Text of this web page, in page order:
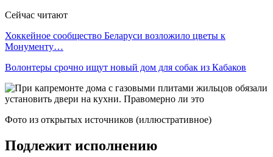
Сейчас читают
Хоккейное сообщество Беларуси возложило цветы к
Монументу…
Волонтеры срочно ищут новый дом для собак из Кабаков
Фото из открытых источников (иллюстративное)
Подлежит исполнению